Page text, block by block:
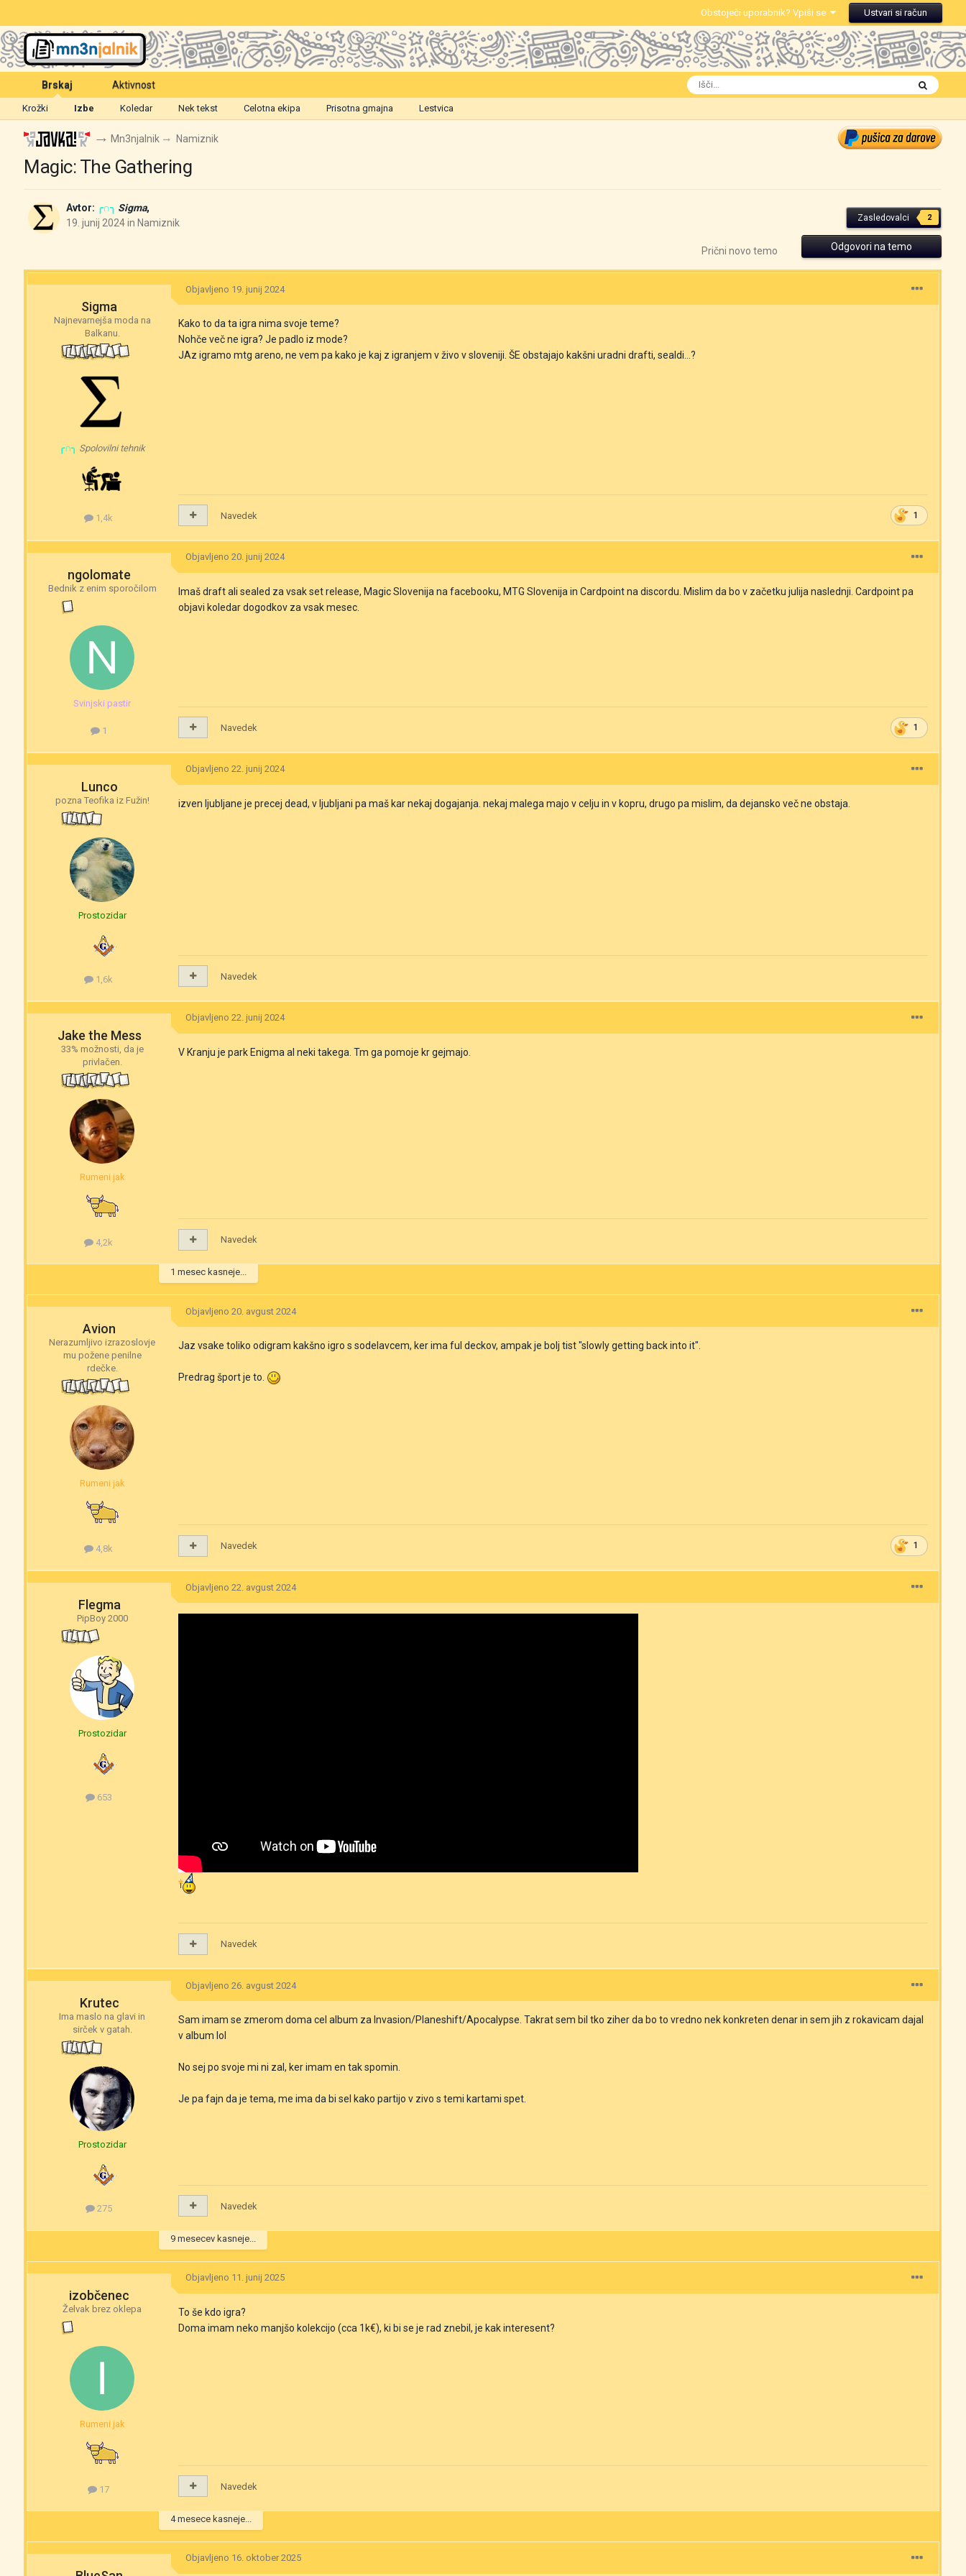
Obstoječi uporabnik? Vpiši se Ustvari si račun
Brskaj
Krožki Izbe Koledar Nek tekst Celotna ekipa Prisotna gmajna Lestvica
Aktivnost
Mn3njalnik Namiznik
Magic: The Gathering
Avtor: ╭∩╮ Sigma,
19. junij 2024in Namiznik Zasledovalci 2
Odgovori na temo
Prični novo temo
Sigma
Najnevarnejša moda na
Balkanu.
╭∩╮ Spolovilni tehnik
1,4k
Objavljeno 19. junij 2024
Kako to da ta igra nima svoje teme?
Nohče več ne igra? Je padlo iz mode?
JAz igramo mtg areno, ne vem pa kako je kaj z igranjem v živo v sloveniji. ŠE obstajajo kakšni uradni drafti, sealdi...?
1
Navedek
ngolomate
Bednik z enim sporočilom
Svinjski pastir
1
Objavljeno20. junij 2024
Imaš draft ali sealed za vsak set release, Magic Slovenija na facebooku, MTG Slovenija in Cardpoint na discordu. Mislim da bo v začetku julija naslednji. Cardpoint pa
objavi koledar dogodkov za vsak mesec.
1
Navedek
Lunco
pozna Teofika iz Fužin!
Prostozidar
1,6k
Objavljeno22. junij 2024
izven ljubljane je precej dead, v ljubljani pa maš kar nekaj dogajanja. nekaj malega majo v celju in v kopru, drugo pa mislim, da dejansko več ne obstaja.
Navedek
Jake the Mess
33% možnosti, da je
privlačen.
Rumeni jak
4,2k
Objavljeno22. junij 2024
V Kranju je park Enigma al neki takega. Tm ga pomoje kr gejmajo.
Navedek
1 mesec kasneje...
Avion
Nerazumljivo izrazoslovje
mu požene penilne
rdečke.
Rumeni jak
4,8k
Objavljeno20. avgust 2024
Jaz vsake toliko odigram kakšno igro s sodelavcem, ker ima ful deckov, ampak je bolj tist "slowly getting back into it".
Predrag šport je to.
1
Navedek
Flegma
PipBoy 2000
Prostozidar
653
Objavljeno22. avgust 2024
Navedek
Krutec
Ima maslo na glavi in
sirček v gatah.
Prostozidar
275
Objavljeno26. avgust 2024
Sam imam se zmerom doma cel album za Invasion/Planeshift/Apocalypse. Takrat sem bil tko ziher da bo to vredno nek konkreten denar in sem jih z rokavicam dajal
v album lol
No sej po svoje mi ni zal, ker imam en tak spomin.
Je pa fajn da je tema, me ima da bi sel kako partijo v zivo s temi kartami spet.
Navedek
9 mesecev kasneje...
izobčenec
Želvak brez oklepa
Rumeni jak
17
Objavljeno 11. junij 2025
To še kdo igra?
Doma imam neko manjšo kolekcijo (cca 1k€), ki bi se je rad znebil, je kak interesent?
Navedek
4 mesece kasneje...
Objavljeno 16. oktober 2025